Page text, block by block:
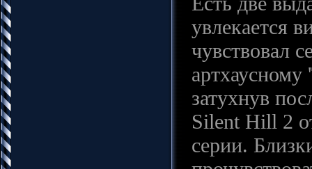
увлекается
чувствовал
артхаусному
затухнув
Silent Hill 2
серии.